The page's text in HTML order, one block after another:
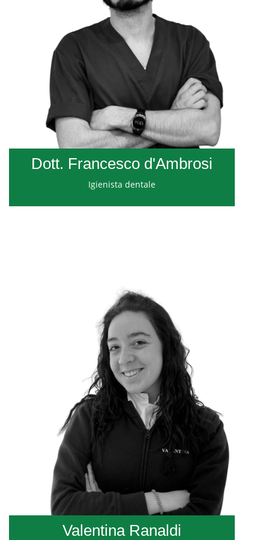
Dott. Francesco d'Ambrosi
Igienista dentale
Valentina Ranaldi